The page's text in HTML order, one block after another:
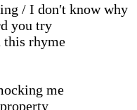
/ I don′t know why
you try
this rhyme
me